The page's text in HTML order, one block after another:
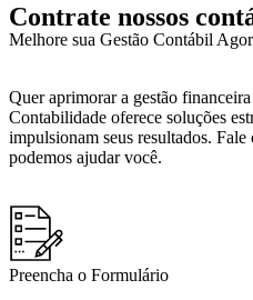
Contrate nossos
Melhore sua Gestão Contábil
Quer aprimorar a gestão
Contabilidade oferece soluções
impulsionam seus resultados.
podemos ajudar você.
Preencha o Formulário